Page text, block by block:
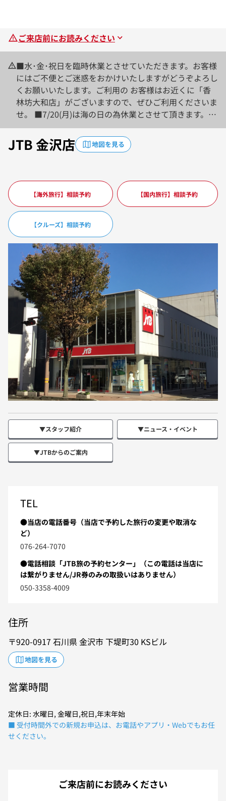
ご来店前にお読みください
■水･金･祝日を臨時休業とさせていただきます。お客様
にはご不便とご迷惑をおかけいたしますがどうぞよろし
くお願いいたします。ご利用の お客様はお近くに「香
林坊大和店」がございますので、ぜひご利用くださいま
せ。 ■7/20(月)は海の日の為休業とさせて頂きます。
■8/11(火)は山の日の為休業とさせて頂きます。
JTB 金沢店 地図を見る
【海外旅行】相談予約 【国内旅行】相談予約
【クルーズ】相談予約
▼スタッフ紹介 ▼ニュース・イベント
▼JTBからのご案内
TEL
●当店の電話番号（当店で予約した旅行の変更や取消な
ど）
076-264-7070
●電話相談「JTB旅の予約センター」（この電話は当店に
は繋がりません/JR券のみの取扱いはありません）
050-3358-4009
住所
920-0917 石川県金沢市下堤町30 KSビル
地図を見る
営業時間
定休日: 水曜日, 金曜日,祝日,年末年始
■ 受付時間外での新規お申込は、お電話やアプリ・Webでもお任
せください。
ご来店前にお読みください